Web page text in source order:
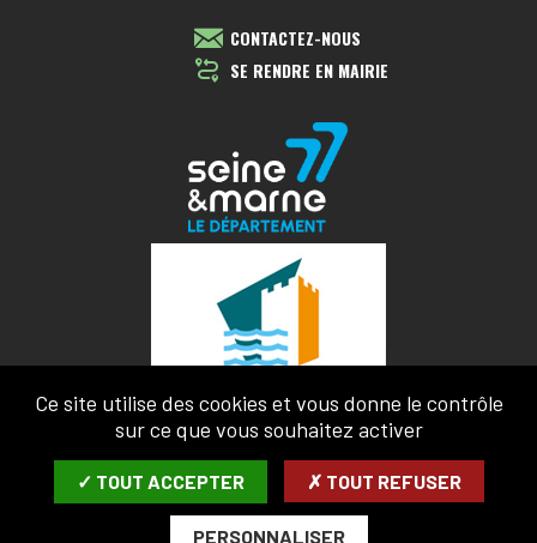
CONTACTEZ-NOUS
SE RENDRE EN MAIRIE
Ce site utilise des cookies et vous donne le contrôle
sur ce que vous souhaitez activer
✓ TOUT ACCEPTER ✗ TOUT REFUSER
PERSONNALISER